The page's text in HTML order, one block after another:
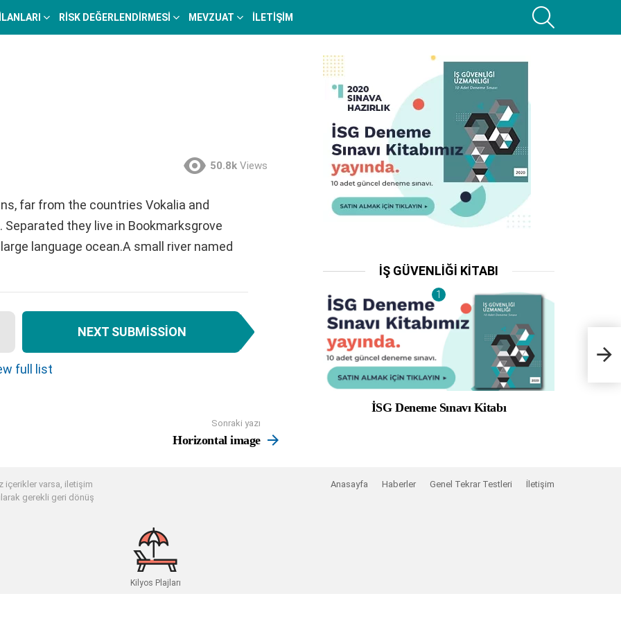
RISK DEĞERLENDIRMESI MEVZUAT İLETIŞIM
50.8k Views
far from the countries Vokalia and
they live in Bookmarksgrove
language ocean.A small river named
NEXT SUBMISSION
full list
Sonraki yazı
Horizontal image
İŞ GÜVENLIĞI KITABI
İSG Deneme Sınavı Kitabı
içerikler varsa, iletişim
gerekli geri dönüş
Anasayfa Haberler Genel Tekrar Testleri İletişim
Kilyos Plajları